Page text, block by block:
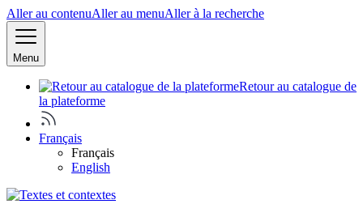
Aller au contenuAller au menuAller à la recherche
Menu
Retour au catalogue de
la plateforme
Français
Français
English